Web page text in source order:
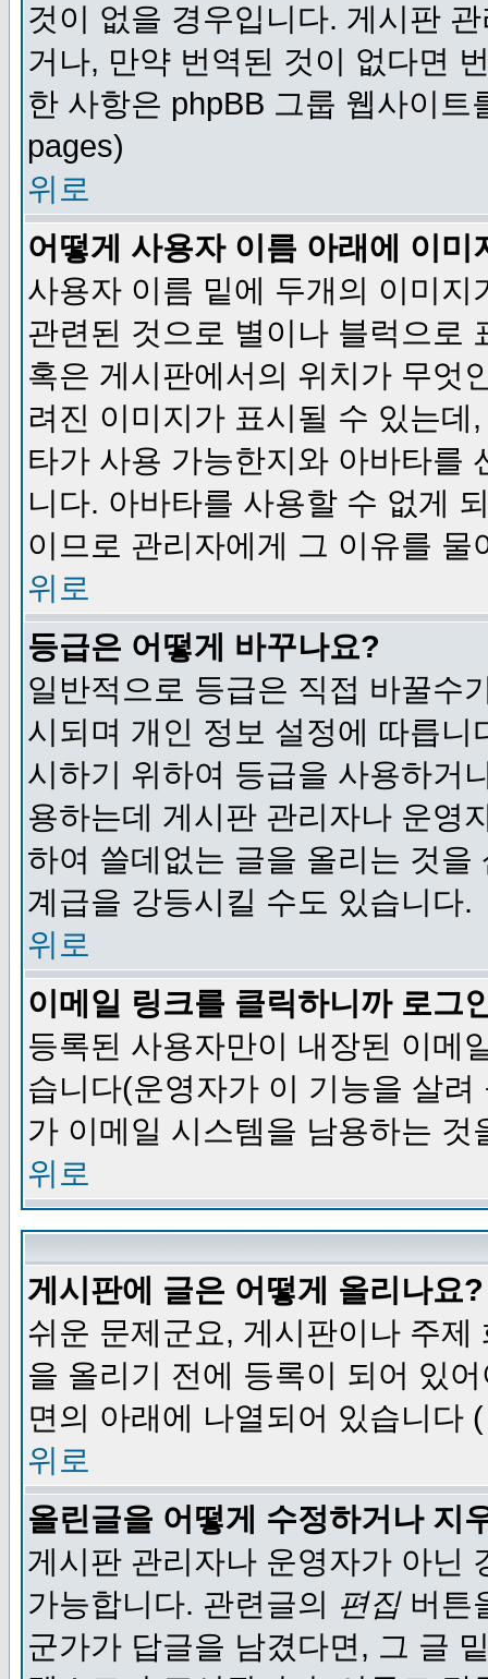
것이 없을 경우입니다. 게시판
거나, 만약 번역된 것이 없다면
한 사항은 phpBB 그룹 웹사이
pages)
위로
어떻게 사용자 이름 아래에 이미
사용자 이름 밑에 두개의 이미
관련된 것으로 별이나 블럭으로
혹은 게시판에서의 위치가 무엇
려진 이미지가 표시될 수 있는
타가 사용 가능한지와 아바타를
니다. 아바타를 사용할 수 없게
이므로 관리자에게 그 이유를 물
위로
등급은 어떻게 바꾸나요?
일반적으로 등급은 직접 바꿀수
시되며 개인 정보 설정에 따릅
시하기 위하여 등급을 사용하거
용하는데 게시판 관리자나 운영
하여 쓸데없는 글을 올리는 것
계급을 강등시킬 수도 있습니다.
위로
이메일 링크를 클릭하니까 로그
등록된 사용자만이 내장된 이메
습니다(운영자가 이 기능을 살
가 이메일 시스템을 남용하는 것
위로
게시판에 글은 어떻게 올리나요?
쉬운 문제군요, 게시판이나 주
을 올리기 전에 등록이 되어 있
면의 아래에 나열되어 있습니다 (
위로
올린글을 어떻게 수정하거나 지
게시판 관리자나 운영자가 아닌
가능합니다. 관련글의 편집버튼
군가가 답글을 남겼다면, 그 글